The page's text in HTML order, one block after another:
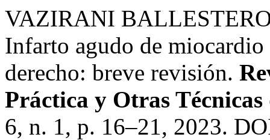
VAZIRANI
Infarto agudo de
derecho: breve revisión.
Práctica y Otras
6, n. 1, p. 16–21, 2023.